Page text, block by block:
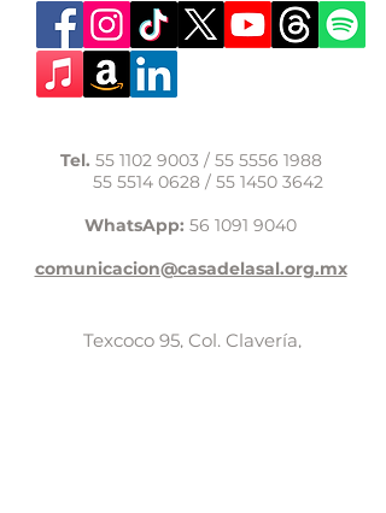
Tel. 55 1102 9003 / 55 5556 1988
55 5514 0628/ 55 1450 3642
WhatsApp: 56 1091 9040
comunicacion@casadelasal.org.mx
Texcoco 95, Col. Clavería,